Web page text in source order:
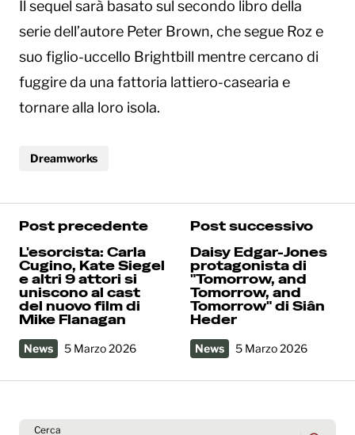
Il sequel sarà basato sul secondo libro della
serie dell’autore Peter Brown, che segue Roz e
suo figlio-uccello Brightbill mentre cercano di
fuggire da una fattoria lattiero-casearia e
tornare alla loro isola.
Dreamworks
Post precedente
L'esorcista: Carla
Cugino, Kate Siegel
e altri 9 attori si
uniscono al cast
del nuovo film di
Mike Flanagan
News 5 Marzo 2026
Post successivo
Daisy Edgar-Jones
protagonista di
"Tomorrow, and
Tomorrow, and
Tomorrow" di Siân
Heder
News 5 Marzo 2026
Cerca